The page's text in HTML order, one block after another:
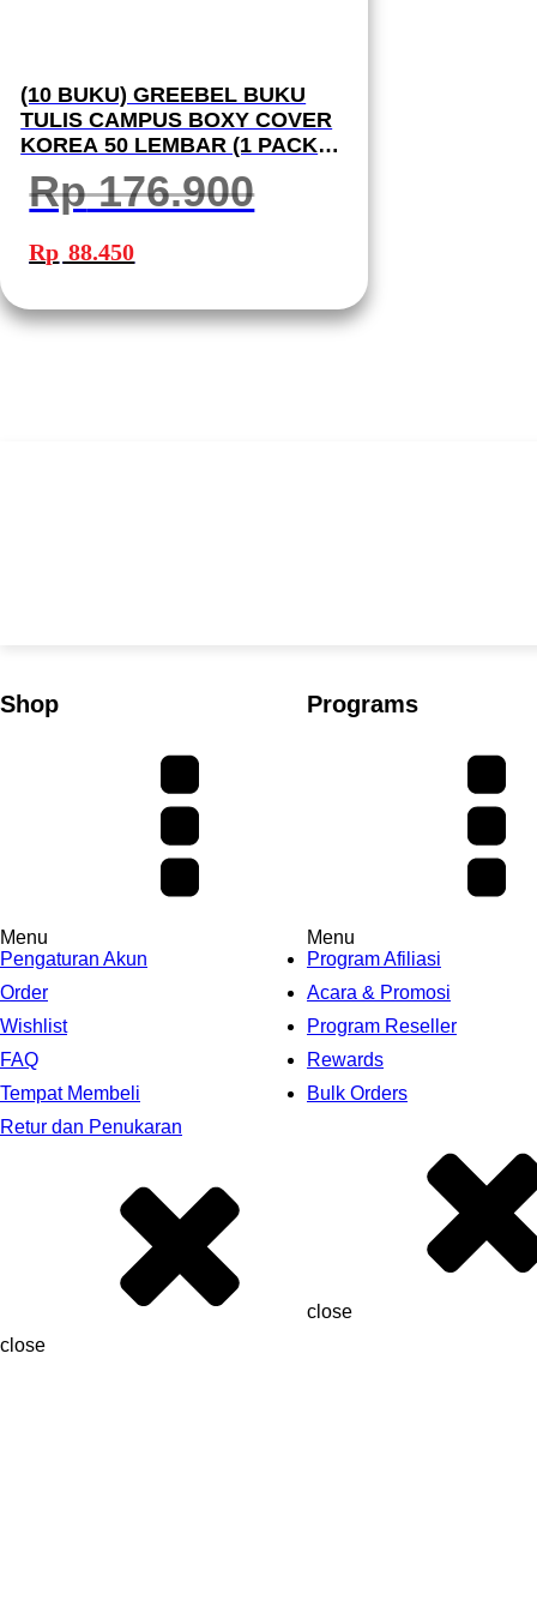
(10 BUKU) GREEBEL BUKU
TULIS CAMPUS BOXY COVER
KOREA 50 LEMBAR (1 PACK
10 BUKU) B5 50-2 SCHOOL
BOOK I BUKU TULIS GREEBEL
Rp176.900
Harga
aslinya
adalah:
Rp 88.450ini
Shop
Menu
Pengaturan Akun
Order
Wishlist
FAQ
Tempat Membeli
Retur dan Penukaran
close
Programs
Menu
Program Afiliasi
Acara & Promosi
Program Reseller
Rewards
Bulk Orders
close